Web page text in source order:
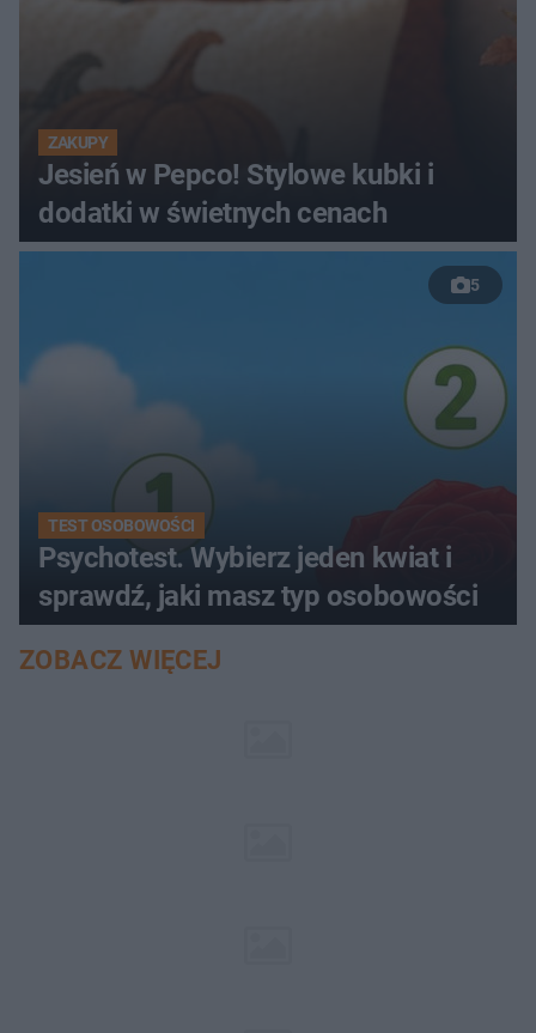
ZAKUPY
Jesień w Pepco! Stylowe kubki i
dodatki w świetnych cenach
5
TEST OSOBOWOŚCI
Psychotest. Wybierz jeden kwiat i
sprawdź, jaki masz typ osobowości
ZOBACZ WIĘCEJ